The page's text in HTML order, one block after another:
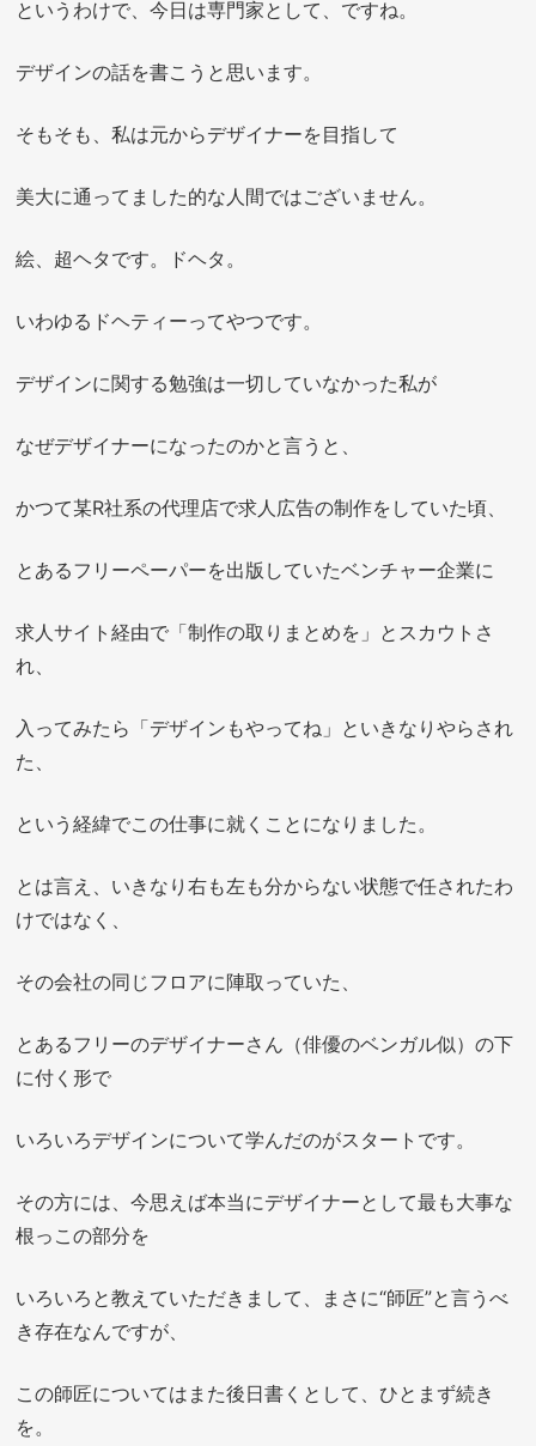
というわけで、今日は専門家として、ですね。
デザインの話を書こうと思います。
そもそも、私は元からデザイナーを目指して
美大に通ってました的な人間ではございません。
絵、超ヘタです。ドヘタ。
いわゆるドヘティーってやつです。
デザインに関する勉強は一切していなかった私が
なぜデザイナーになったのかと言うと、
かつて某R社系の代理店で求人広告の制作をしていた頃、
とあるフリーペーパーを出版していたベンチャー企業に
求人サイト経由で「制作の取りまとめを」とスカウトさ
れ、
入ってみたら「デザインもやってね」といきなりやらされ
た、
という経緯でこの仕事に就くことになりました。
とは言え、いきなり右も左も分からない状態で任されたわ
けではなく、
その会社の同じフロアに陣取っていた、
とあるフリーのデザイナーさん（俳優のベンガル似）の下
に付く形で
いろいろデザインについて学んだのがスタートです。
その方には、今思えば本当にデザイナーとして最も大事な
根っこの部分を
いろいろと教えていただきまして、まさに“師匠”と言うべ
き存在なんですが、
この師匠についてはまた後日書くとして、ひとまず続き
を。